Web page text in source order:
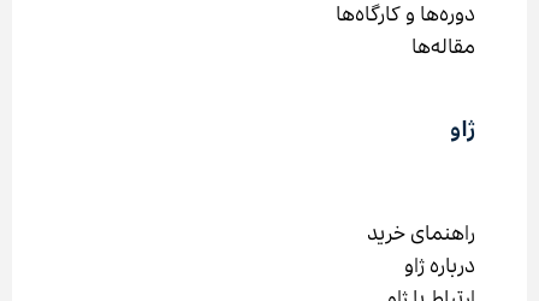
دوره‌ها و کارگاه‌ها
مقاله‌ها
ژاو
راهنمای خرید
درباره ژاو